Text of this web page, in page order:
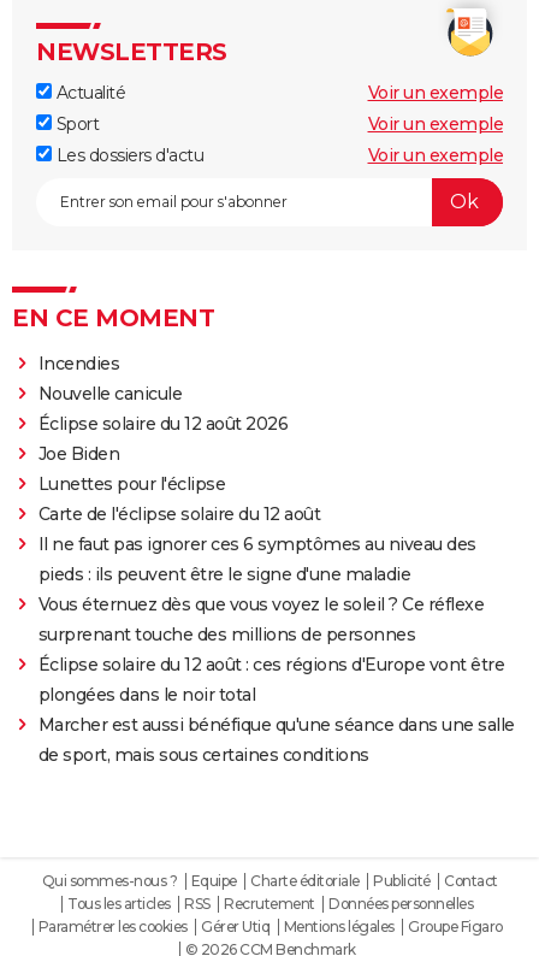
NEWSLETTERS
Actualité
Voir un exemple
Sport
Voir un exemple
Les dossiers d'actu
Voir un exemple
EN CE MOMENT
Incendies
Nouvelle canicule
Éclipse solaire du 12 août 2026
Joe Biden
Lunettes pour l'éclipse
Carte de l'éclipse solaire du 12 août
Il ne faut pas ignorer ces 6 symptômes au niveau des
pieds : ils peuvent être le signe d'une maladie
Vous éternuez dès que vous voyez le soleil ? Ce réflexe
surprenant touche des millions de personnes
Éclipse solaire du 12 août : ces régions d'Europe vont être
plongées dans le noir total
Marcher est aussi bénéfique qu'une séance dans une salle
de sport, mais sous certaines conditions
Qui sommes-nous ? Equipe Charte éditoriale Publicité
Contact
Tous les articles
RSS Recrutement
Données personnelles
Paramétrer les cookies
Gérer Utiq Mentions légales
Groupe Figaro
© 2026 CCM Benchmark